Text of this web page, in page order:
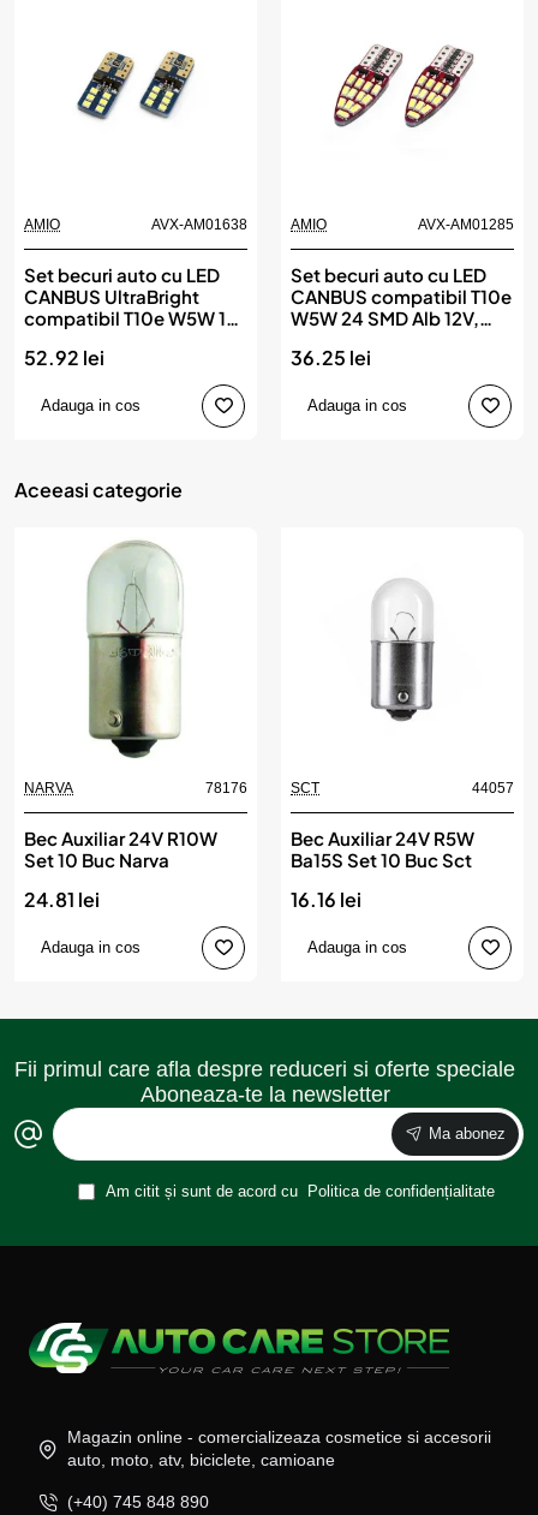
AMIO AVX-AM01638
Set becuri auto cu LED
CANBUS UltraBright
compatibil T10e W5W 12
competitiilor auto sau
52.92 lei
Adauga in cos
AMIO AVX-AM01285
Set becuri auto cu LED
CANBUS compatibil T10e
W5W 24 SMD Alb 12V,
auto sau off-road, AMIO
36.25 lei
Adauga in cos
Aceeasi categorie
NARVA 78176
Bec Auxiliar 24V R10W
Set 10 Buc Narva
24.81 lei
Adauga in cos
SCT 44057
Bec Auxiliar 24V R5W
Ba15S Set 10 Buc Sct
16.16 lei
Adauga in cos
Fii primul care afla despre reduceri si oferte speciale
Aboneaza-te la newsletter
Ma abonez
Am citit și sunt de acord cu Politica de confidențialitate
Magazin online - comercializeaza cosmetice si accesorii
auto, moto, atv, biciclete, camioane
(+40) 745 848 890